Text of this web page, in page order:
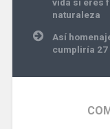
entradas
naturaleza
Así
cumpliría 27